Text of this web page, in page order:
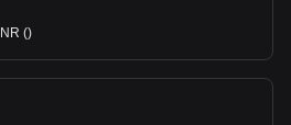
()